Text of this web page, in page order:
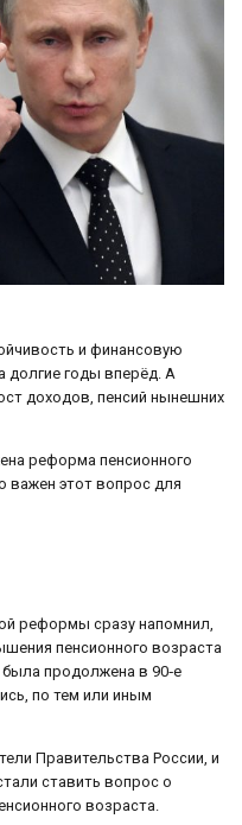
и финансовую
долгие годы вперёд. А
доходов, пенсий нынешних
реформа пенсионного
важен этот вопрос для
реформы сразу напомнил,
пенсионного возраста
продолжена в 90‑е
по тем или иным
Правительства России, и
ставить вопрос о
возраста.